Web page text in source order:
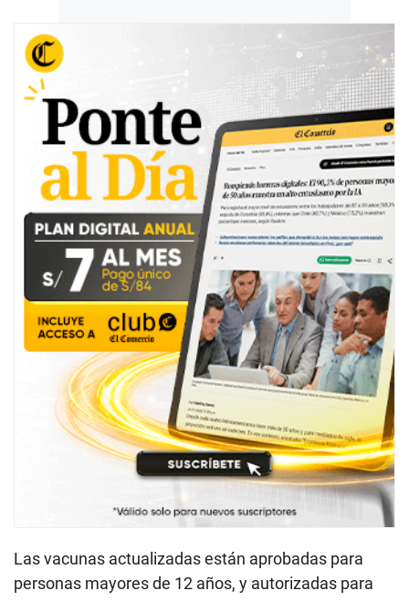
Las vacunas actualizadas están aprobadas para
personas mayores de 12 años, y autorizadas para